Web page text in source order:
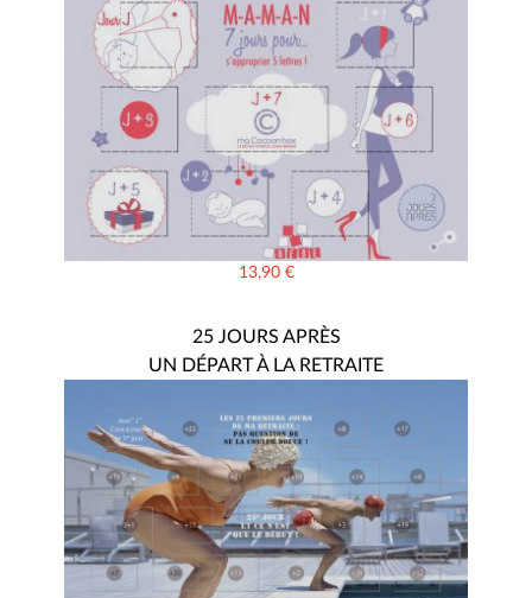
13,90 €
25 JOURS APRÈS
UN DÉPART À LA RETRAITE